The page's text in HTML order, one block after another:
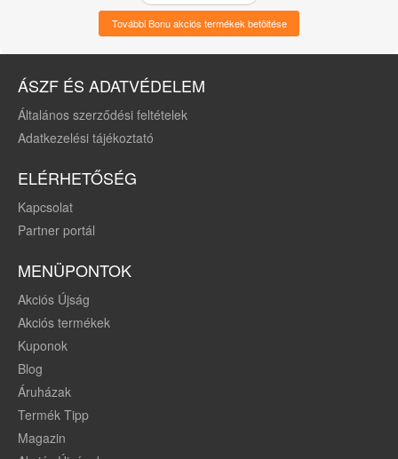
További Bonu akciós termékek betöltése
ÁSZF ÉS ADATVÉDELEM
Általános szerződési feltételek
Adatkezelési tájékoztató
ELÉRHETŐSÉG
Kapcsolat
Partner portál
MENÜPONTOK
Akciós Újság
Akciós termékek
Kuponok
Blog
Áruházak
Termék Tipp
Magazin